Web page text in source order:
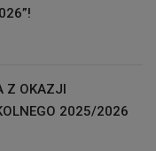
Z OKAZJI
2025/2026